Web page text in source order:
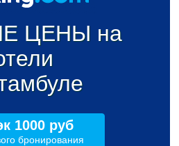
ЦЕНЫ на
1000 руб
бронирования